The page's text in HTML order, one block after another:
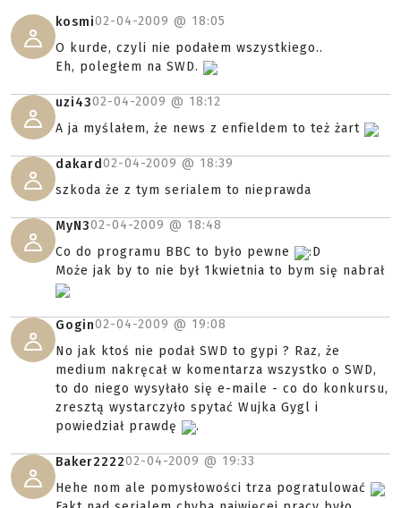
kosmi02-04-2009 @ 18:05
O kurde, czyli nie podałem wszystkiego..
Eh, poległem na SWD.
uzi4302-04-2009 @ 18:12
A ja myślałem, że news z enfieldem to też żart
dakard02-04-2009 @ 18:39
szkoda że z tym serialem to nieprawda
MyN302-04-2009 @ 18:48
Co do programu BBC to było pewne
:D
Może jak by to nie był 1kwietnia to bym się nabrał
Gogin02-04-2009 @ 19:08
No jak ktoś nie podał SWD to gypi ? Raz, że
medium nakręcał w komentarza wszystko o SWD,
to do niego wysyłało się e-maile - co do konkursu,
zresztą wystarczyło spytać Wujka Gygl i
powiedział prawdę
.
Baker222202-04-2009 @ 19:33
Hehe nom ale pomysłowości trza pogratulować